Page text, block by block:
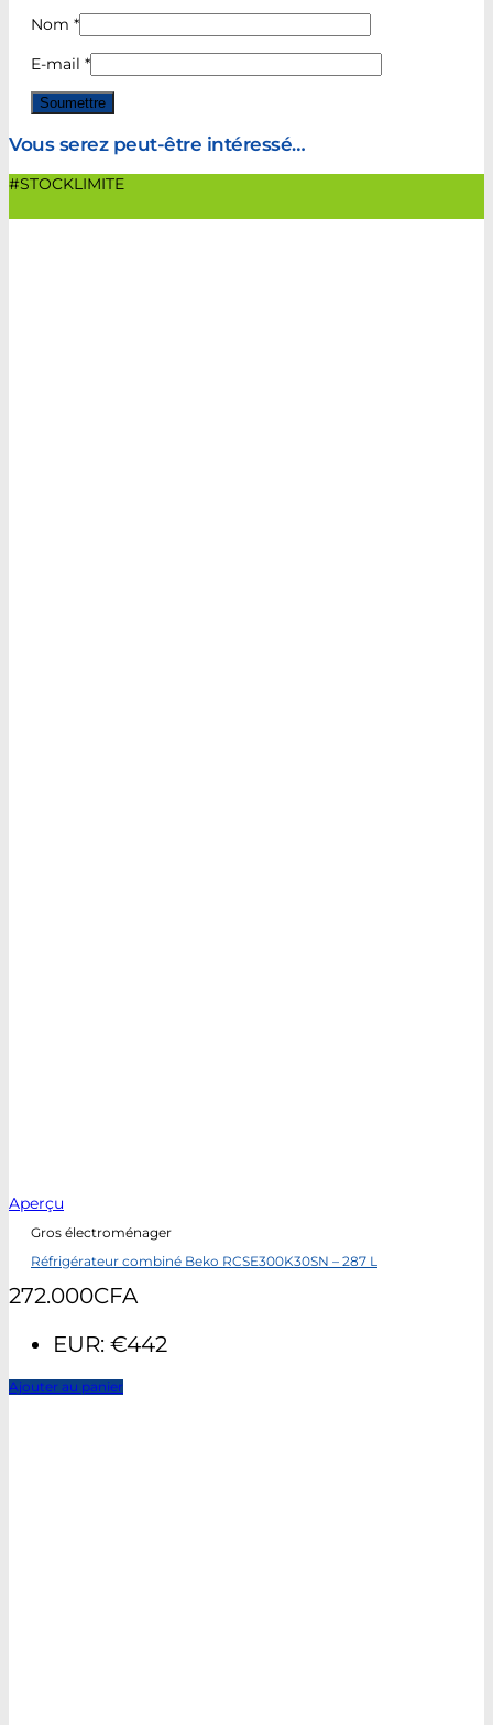
Nom *
E-mail *
Vous serez peut-être intéressé…
#STOCKLIMITE
Aperçu
Gros électroménager
Réfrigérateur combiné Beko RCSE300K30SN – 287 L
272.000CFA
EUR: €442
Ajouter au panier